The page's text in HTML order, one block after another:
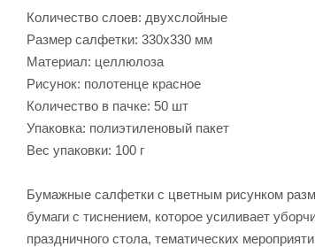
Количество слоев: двухслойные
Размер салфетки: 330х330 мм
Материал: целлюлоза
Рисунок: полотенце красное
Количество в пачке: 50 шт
Упаковка: полиэтиленовый пакет
Вес упаковки: 100 г
Бумажные салфетки с цветным рисунком
бумаги с тиснением, которое усиливает
праздничного стола, тематических